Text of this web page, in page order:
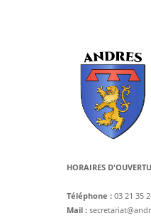
HORAIRES
Téléphone : 03 21 35
Mail :